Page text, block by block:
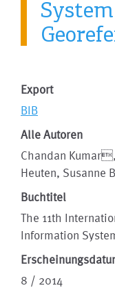
Export
BIB
Alle Autoren
Chandan
Heuten, Susanne
Buchtitel
The 11th
Information
8 / 2014